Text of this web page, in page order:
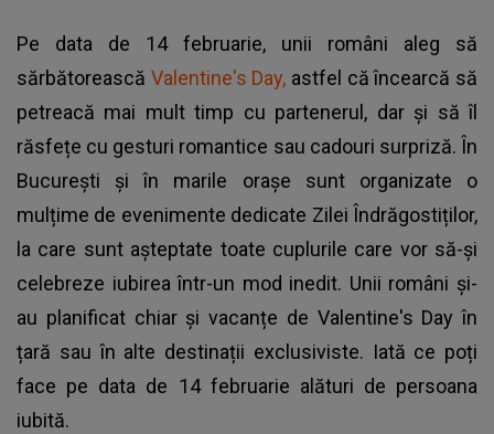
Pe data de 14 februarie, unii români aleg să
sărbătorească Valentine's Day, astfel că încearcă să
petreacă mai mult timp cu partenerul, dar și să îl
răsfețe cu gesturi romantice sau cadouri surpriză. În
București și în marile orașe sunt organizate o
mulțime de evenimente dedicate Zilei Îndrăgostiților,
la care sunt așteptate toate cuplurile care vor să-și
celebreze iubirea într-un mod inedit. Unii români și-
au planificat chiar și vacanțe de Valentine's Day în
țară sau în alte destinații exclusiviste. Iată ce poți
face pe data de 14 februarie alături de persoana
iubită.